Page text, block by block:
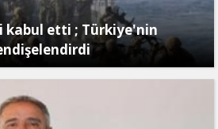
kabul etti ; Türkiye'nin